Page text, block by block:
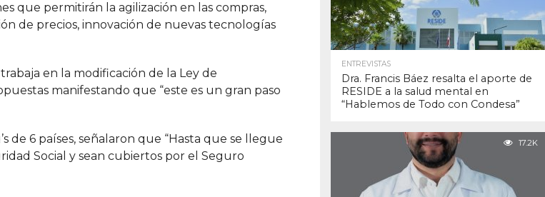
que permitirán la agilización en las compras,
de precios, innovación de nuevas tecnologías
en la modificación de la Ley de
manifestando que “este es un gran paso
de 6 países, señalaron que “Hasta que se llegue
Social y sean cubiertos por el Seguro
ENTREVISTAS
Dra. Francis Báez resalta el aporte de
RESIDE a la salud mental en
“Hablemos de Todo con Condesa”
17.2K